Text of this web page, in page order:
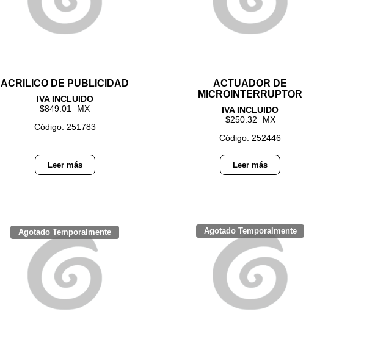
ACRILICO DE PUBLICIDAD
849.01
Código: 251783
Leer más
ACTUADOR DE
MICROINTERRUPTOR
250.32
Código: 252446
Leer más